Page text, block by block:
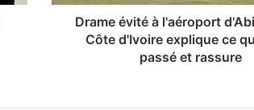
Drame évité à l'aéroport
Côte d'Ivoire explique ce
passé et rassure